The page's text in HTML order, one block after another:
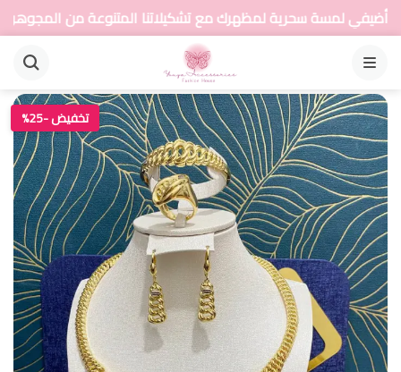
سحرية لمظهرك مع تشكيلاتنا المتنوعة من المجوهرات
القائمة
تخفيض -25%